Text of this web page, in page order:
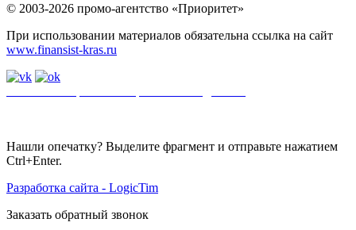
© 2003-2026 промо-агентство «Приоритет»
При использовании материалов обязательна ссылка на сайт
www.finansist-kras.ru
Нашли опечатку? Выделите фрагмент и отправьте нажатием
Ctrl+Enter.
Разработка сайта - LogicTim
Заказать обратный звонок